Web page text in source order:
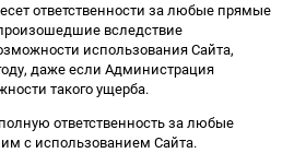
ответственности за любые прямые
вследствие
использования Сайта,
даже если Администрация
такого ущерба.
ответственность за любые
с использованием Сайта.